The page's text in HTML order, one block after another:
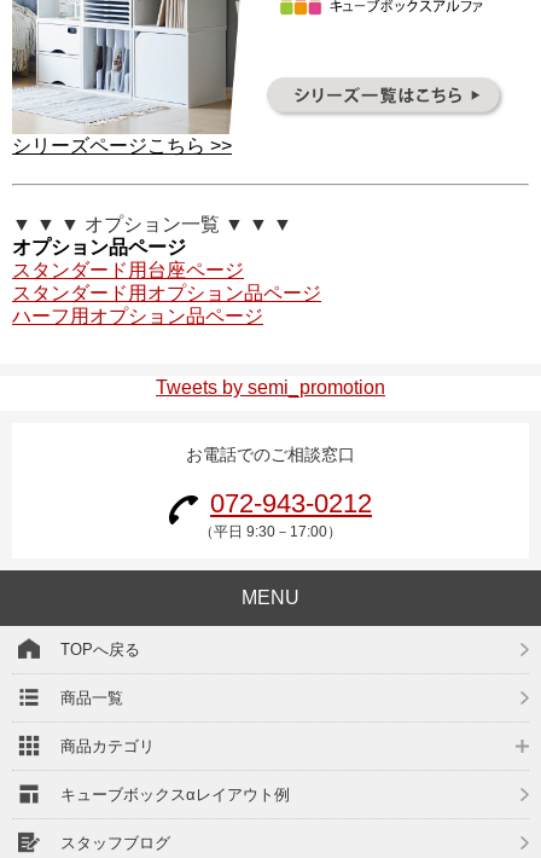
シリーズページこちら >>
▼ ▼ ▼ オプション一覧 ▼ ▼ ▼
オプション品ページ
スタンダード用台座ページ
スタンダード用オプション品ページ
ハーフ用オプション品ページ
Tweets by semi_promotion
お電話でのご相談窓口
072-943-0212
（平日 9:30－17:00）
MENU
TOPへ戻る
商品一覧
商品カテゴリ
キューブボックスαレイアウト例
スタッフブログ